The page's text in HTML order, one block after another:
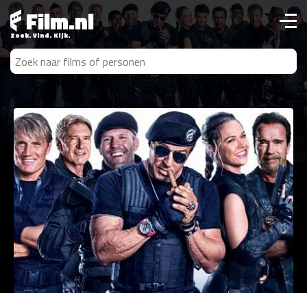
Film.nl
Zoek. Vind. Kijk.